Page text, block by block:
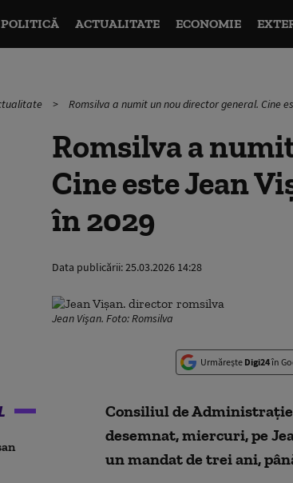
POLITICĂ ACTUALITATE ECONOMIE
Romsilva a numit un nou director general. Cine
Romsilva a
Cine este Jean
în 2029
Data publicării:25.03.2026 14:28
Jean Vişan. Foto: Romsilva
Urmărește Digi24în
Consiliul de Administraţie
desemnat, miercuri, pe
un mandat de trei ani,